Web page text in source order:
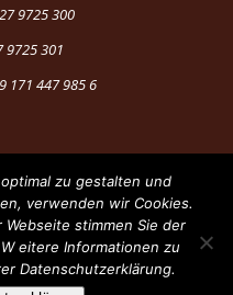
9725 300
9725 301
171 447 985 6
Fun Production
YouTube
zu gestalten und
verwenden wir Cookies.
stimmen Sie der
eitere Informationen zu
Datenschutzerklärung.